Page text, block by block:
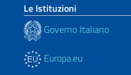
Le Istituzioni
Governo Italiano
Europa.eu